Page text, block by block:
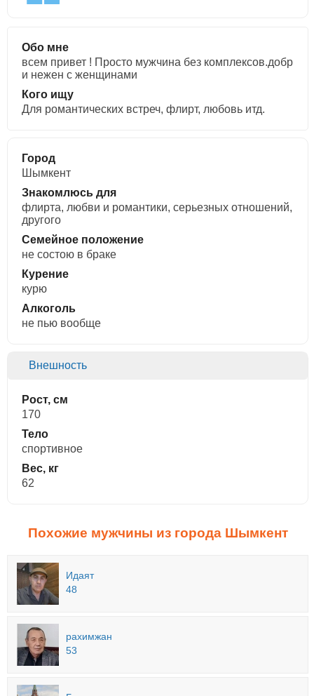
Обо мне
всем привет ! Просто мужчина без комплексов.добр
и нежен с женщинами
Кого ищу
Для романтических встреч, флирт, любовь итд.
Город
Шымкент
Знакомлюсь для
флирта, любви и романтики, cерьезных отношений,
другого
Семейное положение
не состою в браке
Курение
курю
Алкоголь
не пью вообще
Внешность
Рост, см
170
Тело
спортивное
Вес, кг
62
Похожие мужчины из города Шымкент
Идаят
48
рахимжан
53